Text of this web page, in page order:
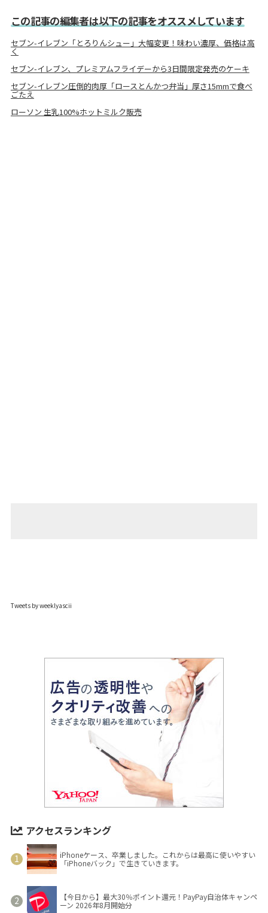
この記事の編集者は以下の記事をオススメしています
セブン-イレブン「とろりんシュー」大幅変更！味わい濃厚、価格は高
く
セブン-イレブン、プレミアムフライデーから3日間限定発売のケーキ
セブン-イレブン圧倒的肉厚「ロースとんかつ弁当」厚さ15mmで食べ
ごたえ
ローソン 生乳100%ホットミルク販売
Tweets by weeklyascii
アクセスランキング
iPhoneケース、卒業しました。これからは最高に使いやすい
「iPhoneバック」で生きていきます。
【今日から】最大30％ポイント還元！PayPay自治体キャンペ
ーン 2026年8月開始分